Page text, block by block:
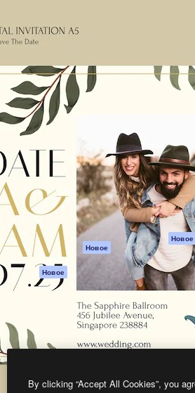
Продукция
Spaces
ИИ-помощник
Генератор
Генератор видео
ИИ
Генератор голоса
на основе ИИ
Стоковый контент
MCP для
Claude/ChatGPT
Новое
Агенты Новое
API
приложение
Все инструменты
Magnific
Начать
Служба
поддержки
Условия и
положения
Политика
Оригиналы
Новое
Политика
cookie
Центр доверия
Партнеры
Предприятие
By clicking “Accept All Cookies”, you